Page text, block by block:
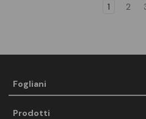
1 2
Fogliani
Prodotti